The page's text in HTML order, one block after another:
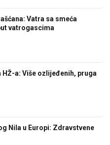
Vatra sa smeća
vatrogascima
a: Više ozlijeđenih, pruga
Nila u Europi: Zdravstvene